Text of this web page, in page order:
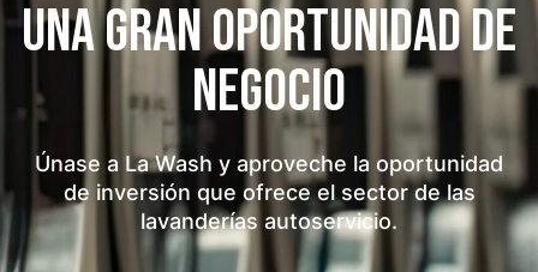
UNA GRAN OPORTUNIDADDE
NEGOCIO
Únase a La Wash y aproveche la oportunidad
de inversión que ofrece el sector de las
lavanderías autoservicio.